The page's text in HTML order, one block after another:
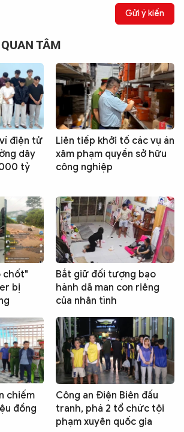
Gửi ý kiến
TÂM
điện tử
dây
tỷ
Liên tiếp khởi tố các vụ án
xâm phạm quyền sở hữu
công nghiệp
chốt"
bị
Bắt giữ đối tượng bạo
hành dã man con riêng
của nhân tình
chiếm
đồng
Công an Điện Biên đấu
tranh, phá 2 tổ chức tội
phạm xuyên quốc gia